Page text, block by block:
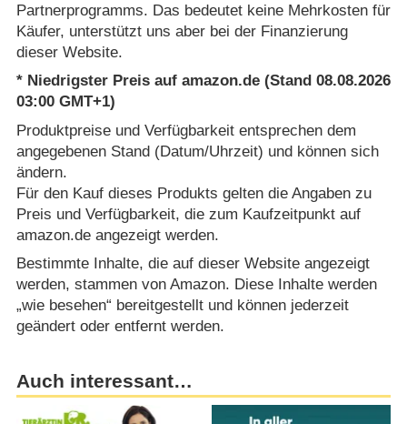
Partnerprogramms. Das bedeutet keine Mehrkosten für
Käufer, unterstützt uns aber bei der Finanzierung
dieser Website.
* Niedrigster Preis auf amazon.de (Stand 08.08.2026
03:00 GMT+1)
Produktpreise und Verfügbarkeit entsprechen dem
angegebenen Stand (Datum/Uhrzeit) und können sich
ändern.
Für den Kauf dieses Produkts gelten die Angaben zu
Preis und Verfügbarkeit, die zum Kaufzeitpunkt auf
amazon.de angezeigt werden.
Bestimmte Inhalte, die auf dieser Website angezeigt
werden, stammen von Amazon. Diese Inhalte werden
„wie besehen“ bereitgestellt und können jederzeit
geändert oder entfernt werden.
Auch interessant…